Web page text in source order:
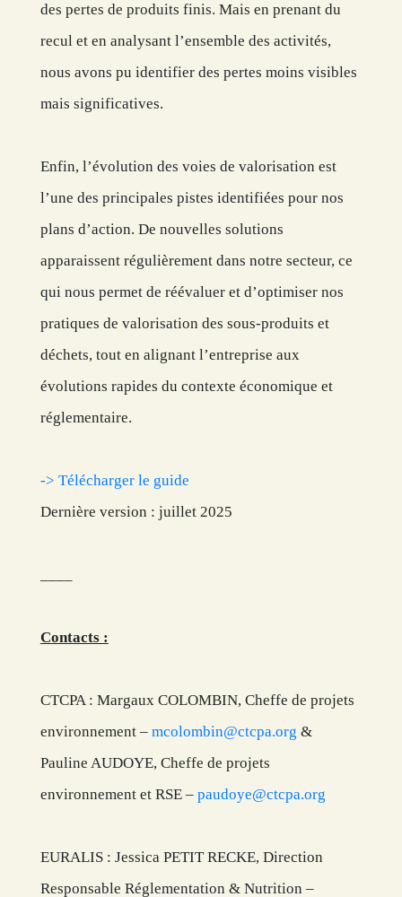
des pertes de produits finis. Mais en prenant du
recul et en analysant l’ensemble des activités,
nous avons pu identifier des pertes moins visibles
mais significatives.
Enfin, l’évolution des voies de valorisation est
l’une des principales pistes identifiées pour nos
plans d’action. De nouvelles solutions
apparaissent régulièrement dans notre secteur, ce
qui nous permet de réévaluer et d’optimiser nos
pratiques de valorisation des sous-produits et
déchets, tout en alignant l’entreprise aux
évolutions rapides du contexte économique et
réglementaire.
-> Télécharger le guide
Dernière version : juillet 2025
Contacts :
CTCPA : Margaux COLOMBIN, Cheffe de projets
environnement – mcolombin@ctcpa.org &
Pauline AUDOYE, Cheffe de projets
environnement et RSE – paudoye@ctcpa.org
EURALIS : Jessica PETIT RECKE, Direction
Responsable Réglementation & Nutrition –